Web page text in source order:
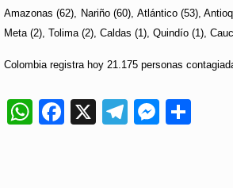
Amazonas (62), Nariño (60), Atlántico (53),
Meta (2), Tolima (2), Caldas (1), Quindío (1),
Colombia registra hoy 21.175 personas
WhatsApp
Facebook
X Telegram